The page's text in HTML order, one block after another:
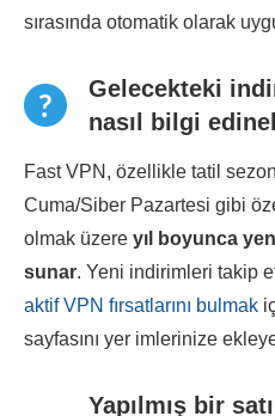
sırasında otomatik olarak
Gelecekteki
nasıl bilgi
Fast VPN, özellikle tatil
Cuma/Siber Pazartesi gibi
olmak üzere yıl boyunca
sunar. Yeni indirimleri takip
aktif VPN fırsatlarını bulmak
sayfasını yer imlerinize
Yapılmış bir